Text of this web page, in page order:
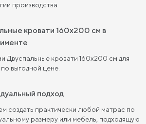
производства.
Двуспальные кровати 160х200 см для
выгодной цене.
подход
создать практически любой матрас по
размеру или мебель, подходящую